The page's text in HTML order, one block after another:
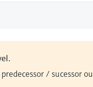
/ sucessor